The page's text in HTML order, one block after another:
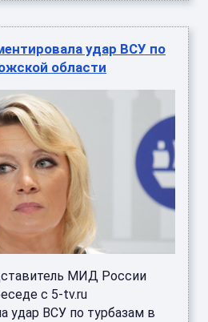
удар ВСУ по
области
МИД России
с 5-tv.ru
удар ВСУ по турбазам в